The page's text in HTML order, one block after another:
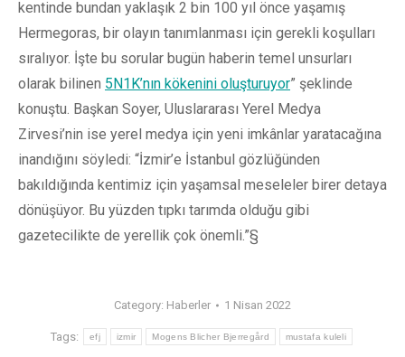
kentinde bundan yaklaşık 2 bin 100 yıl önce yaşamış
Hermegoras, bir olayın tanımlanması için gerekli koşulları
sıralıyor. İşte bu sorular bugün haberin temel unsurları
olarak bilinen 5N1K’nın kökenini oluşturuyor” şeklinde
konuştu. Başkan Soyer, Uluslararası Yerel Medya
Zirvesi’nin ise yerel medya için yeni imkânlar yaratacağına
inandığını söyledi: “İzmir’e İstanbul gözlüğünden
bakıldığında kentimiz için yaşamsal meseleler birer detaya
dönüşüyor. Bu yüzden tıpkı tarımda olduğu gibi
gazetecilikte de yerellik çok önemli.”§
Category: Haberler 1 Nisan 2022
Tags: efj izmir Mogens Blicher Bjerregård mustafa kuleli